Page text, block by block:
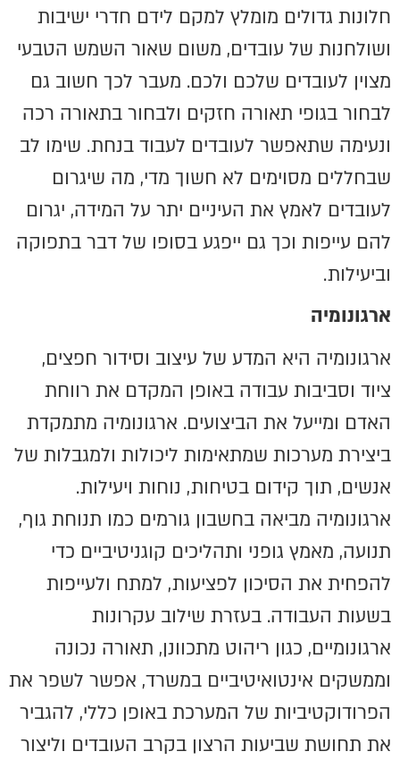
חלונות גדולים מומלץ למקם לידם חדרי ישיבות
ושולחנות של עובדים, משום שאור השמש הטבעי
מצוין לעובדים שלכם ולכם. מעבר לכך חשוב גם
לבחור בגופי תאורה חזקים ולבחור בתאורה רכה
ונעימה שתאפשר לעובדים לעבוד בנחת. שימו לב
שבחללים מסוימים לא חשוך מדי, מה שיגרום
לעובדים לאמץ את העיניים יתר על המידה, יגרום
להם עייפות וכך גם ייפגע בסופו של דבר בתפוקה
וביעילות.
ארגונומיה
ארגונומיה היא המדע של עיצוב וסידור חפצים,
ציוד וסביבות עבודה באופן המקדם את רווחת
האדם ומייעל את הביצועים. ארגונומיה מתמקדת
ביצירת מערכות שמתאימות ליכולות ולמגבלות של
אנשים, תוך קידום בטיחות, נוחות ויעילות.
ארגונומיה מביאה בחשבון גורמים כמו תנוחת גוף,
תנועה, מאמץ גופני ותהליכים קוגניטיביים כדי
להפחית את הסיכון לפציעות, למתח ולעייפות
בשעות העבודה. בעזרת שילוב עקרונות
ארגונומיים, כגון ריהוט מתכוונן, תאורה נכונה
וממשקים אינטואיטיביים במשרד, אפשר לשפר את
הפרודוקטיביות של המערכת באופן כללי, להגביר
את תחושת שביעות הרצון בקרב העובדים וליצור